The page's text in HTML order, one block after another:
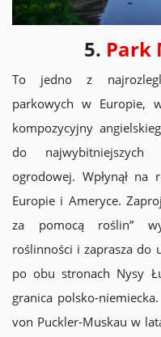
5. Park
To jedno z
parkowych w Europie,
kompozycyjny
do najwybitniejszych
ogrodowej. Wpłynął
Europie i Ameryce.
za pomocą roślin”
roślinności i zaprasza do
po obu stronach Nysy
granica polsko-
von Puckler-Muskau w